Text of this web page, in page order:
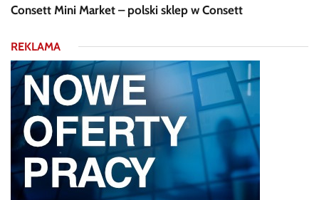
Consett Mini Market – polski sklep w Consett
REKLAMA